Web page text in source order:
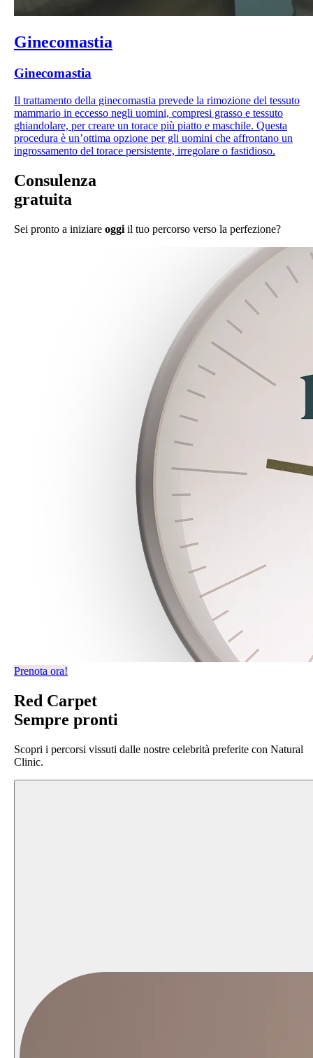
Ginecomastia
Ginecomastia
Il trattamento della ginecomastia prevede la rimozione del tessuto
mammario in eccesso negli uomini, compresi grasso e tessuto
ghiandolare, per creare un torace più piatto e maschile. Questa
procedura è un’ottima opzione per gli uomini che affrontano un
ingrossamento del torace persistente, irregolare o fastidioso.
Consulenza
gratuita
Sei pronto a iniziare oggi il tuo percorso verso la perfezione?
Prenota ora!
Red Carpet
Sempre pronti
Scopri i percorsi vissuti dalle nostre celebrità preferite con Natural
Clinic.